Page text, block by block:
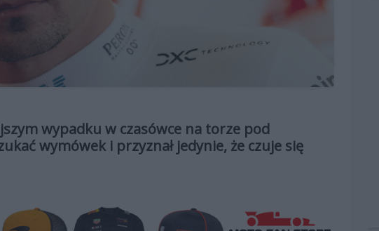
wypadku w czasówce na torze pod
wymówek i przyznał jedynie, że czuje się